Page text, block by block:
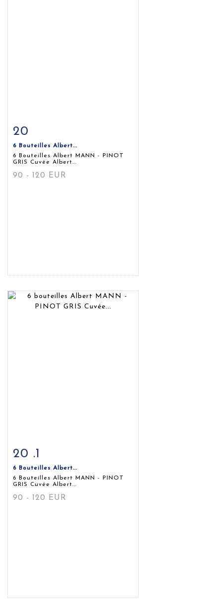
Fiche détaillée
20
6 Bouteilles Albert...
6 Bouteilles Albert MANN - PINOT
GRIS Cuvée Albert...
90 - 120 EUR
Fiche détaillée
20 .1
6 Bouteilles Albert...
6 Bouteilles Albert MANN - PINOT
GRIS Cuvée Albert...
90 - 120 EUR